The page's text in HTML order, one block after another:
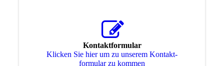
Kontaktformular
Klicken Sie hier um zu unserem Kon­takt­
for­mu­lar zu kommen